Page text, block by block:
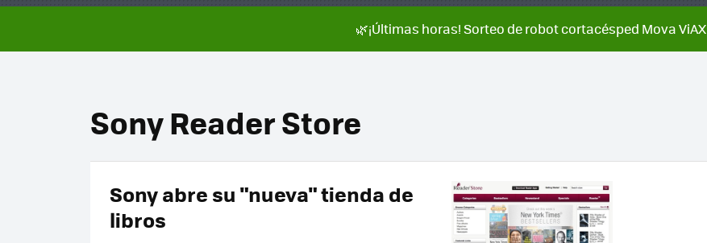
🌿¡Últimas horas! Sorteo de robot cortacésped Mova ViAX
Sony Reader Store
Sony abre su "nueva" tienda de
libros